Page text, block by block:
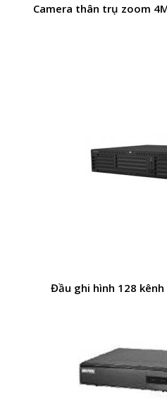
Camera thân trụ zoom
Đầu ghi hình 128 kênh